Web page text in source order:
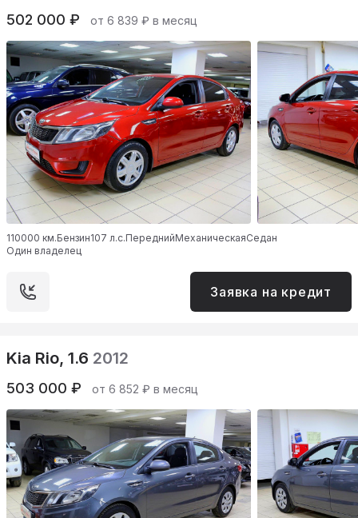
502 000 ₽ от 6 839 ₽ в месяц
110000 км.Бензин107 л.с.ПереднийМеханическаяСедан
Один владелец
Заявка на кредит
Kia Rio, 1.6 2012
503 000 ₽ от 6 852 ₽ в месяц